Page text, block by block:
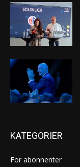
KATEGORIER
For abonnenter